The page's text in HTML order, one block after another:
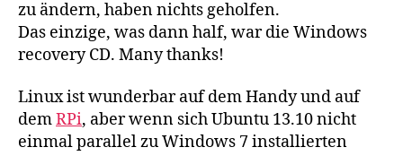
zu ändern, haben nichts geholfen.
Das einzige, was dann half, war die Windows
recovery CD. Many thanks!
Linux ist wunderbar auf dem Handy und auf
demRPi, aber wenn sich Ubuntu 13.10 nicht
einmal parallel zu Windows 7 installierten